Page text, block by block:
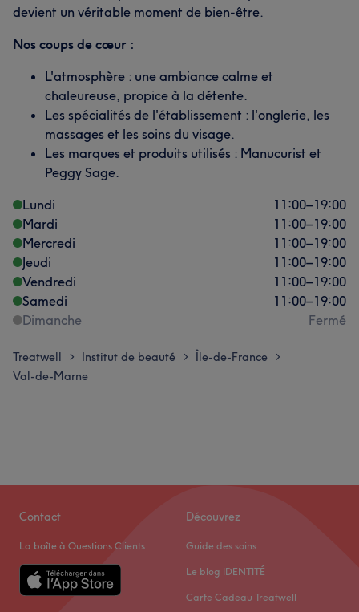
devient un véritable moment de bien-être.
Nos coups de cœur :
L'atmosphère : une ambiance calme et
chaleureuse, propice à la détente.
Les spécialités de l'établissement : l'onglerie, les
massages et les soins du visage.
Les marques et produits utilisés : Manucurist et
Peggy Sage.
Lundi
11:00–19:00
Mardi
11:00–19:00
Mercredi
11:00–19:00
Jeudi
11:00–19:00
Vendredi
11:00–19:00
Samedi
11:00–19:00
Dimanche
Fermé
Treatwell > Institut de beauté > Île-de-France >
Val-de-Marne
Contact
La boîte à Questions Clients
Découvrez
Guide des soins
Le blog IDENTITÉ
Carte Cadeau Treatwell